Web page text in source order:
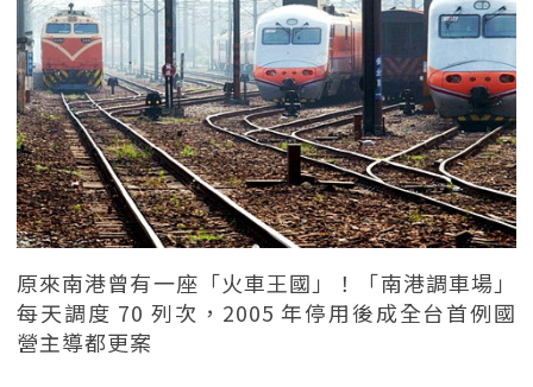
原來南港曾有一座「火車王國」！「南港調車場」
每天調度 70 列次，2005 年停用後成全台首例國
營主導都更案